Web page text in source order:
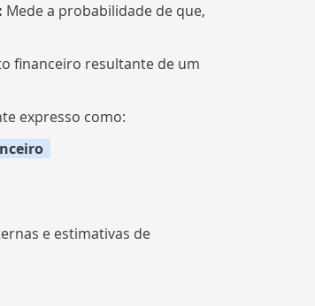
Mede a probabilidade de que,
financeiro resultante de um
expresso como:
e estimativas de